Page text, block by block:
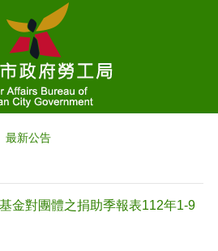
最新公告
金對團體之捐助季報表112年1-9